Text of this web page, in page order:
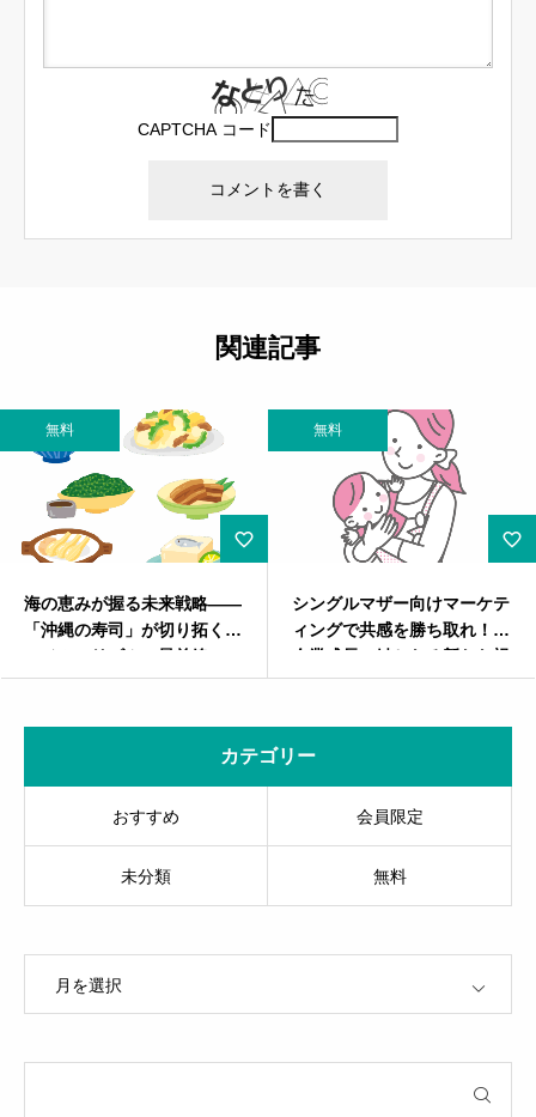
CAPTCHA コード
関連記事
シングルマザー向けマーケテ
ィングで共感を勝ち取れ！～
企業成長の鍵となる新たな視
点～
インクの香りは時代遅れ？
デジタル時代に新聞が生
るためのマーケティング
カテゴリー
おすすめ 会員限定
未分類 無料